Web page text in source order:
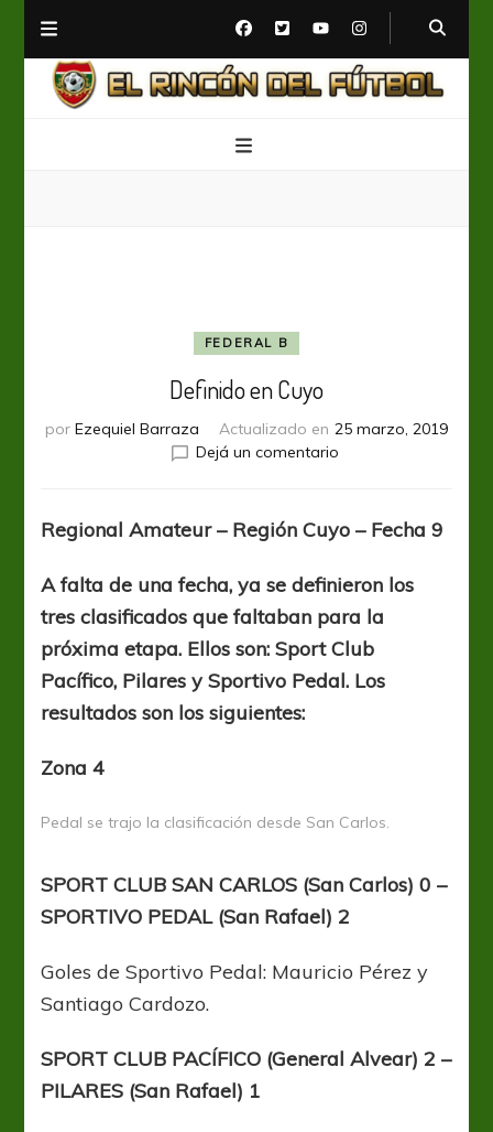
FEDERAL B
Definido en Cuyo
por Ezequiel Barraza Actualizado en 25 marzo, 2019
Dejá un comentarioen
Cuyo
Regional Amateur – Región Cuyo – Fecha 9
A falta de una fecha, ya se definieron los
tres clasificados que faltaban para la
próxima etapa. Ellos son: Sport Club
Pacífico, Pilares y Sportivo Pedal. Los
resultados son los siguientes:
Zona 4
Pedal se trajo la clasificación desde San Carlos.
SPORT CLUB SAN CARLOS (San Carlos) 0 –
SPORTIVO PEDAL (San Rafael) 2
Goles de Sportivo Pedal: Mauricio Pérez y
Santiago Cardozo.
SPORT CLUB PACÍFICO (General Alvear) 2 –
PILARES (San Rafael) 1